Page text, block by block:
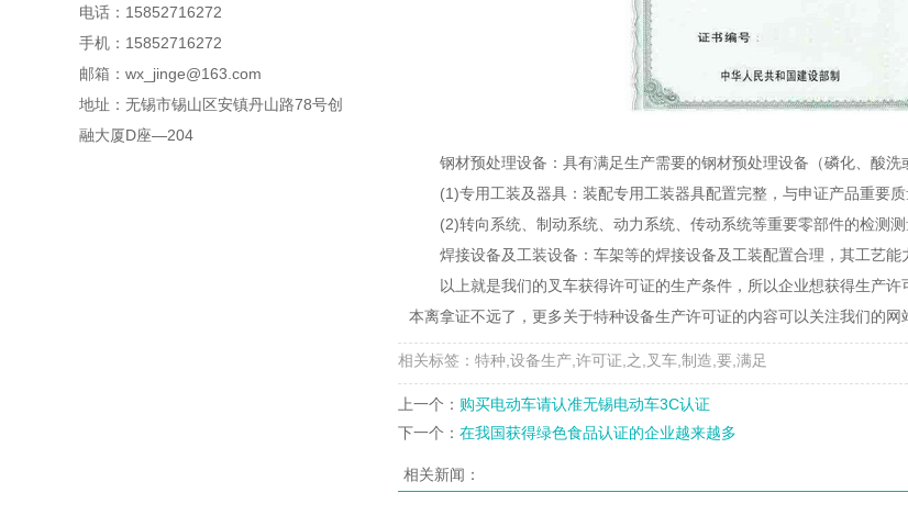
电话：15852716272
手机：15852716272
邮箱：wx_jinge@163.com
地址：无锡市锡山区安镇丹山路78号创
融大厦D座—204
钢材预处理设备：具有满足生产需要的钢材预处理设备（磷化、酸
(1)专用工装及器具：装配专用工装器具配置完整，与申证产品重要
(2)转向系统、制动系统、动力系统、传动系统等重要零部件的检测
焊接设备及工装设备：车架等的焊接设备及工装配置合理，其工艺能
以上就是我们的叉车获得许可证的生产条件，所以企业想获得生产许
本离拿证不远了，更多关于特种设备生产许可证的内容可以关注我们的网
相关标签：特种,设备生产,许可证,之,叉车,制造,要,满足
上一个： 购买电动车请认准无锡电动车3C认证
下一个： 在我国获得绿色食品认证的企业越来越多
相关新闻：